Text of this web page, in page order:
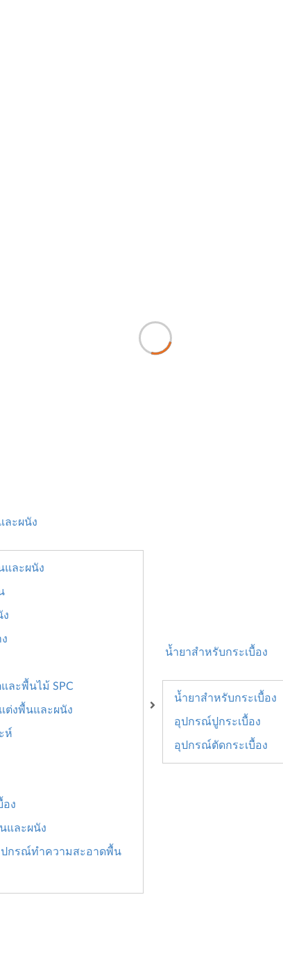
ะผนัง
และผนัง
ง
ละพื้นไม้ SPC
งพื้นและผนัง
ห์
อง
และผนัง
กรณ์ทำความสะอาดพื้น
น้ำยาสำหรับกระเบื้อง
น้ำยาสำหรับกระเบื้อง
อุปกรณ์ปูกระเบื้อง
อุปกรณ์ตัดกระเบื้อง